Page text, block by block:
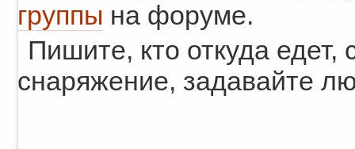
группы на форуме.
Пишите, кто откуда
снаряжение, задавайте